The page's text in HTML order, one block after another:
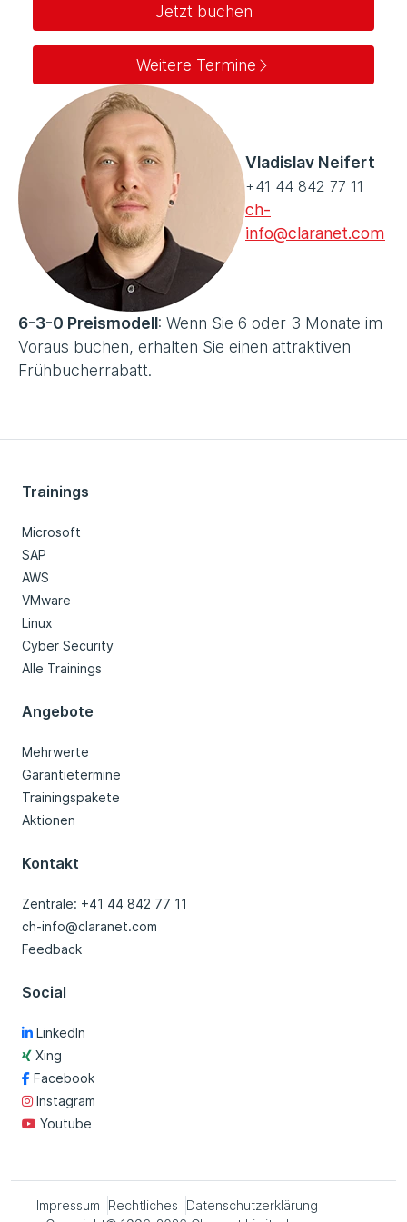
Jetzt buchen
Weitere Termine
Vladislav Neifert
+41 44 842 77 11
ch-
info@claranet.com
6-3-0 Preismodell: Wenn Sie 6 oder 3 Monate im
Voraus buchen, erhalten Sie einen attraktiven
Frühbucherrabatt.
Trainings
Microsoft
SAP
AWS
VMware
Linux
Cyber Security
Alle Trainings
Angebote
Mehrwerte
Garantietermine
Trainingspakete
Aktionen
Kontakt
Zentrale: +41 44 842 77 11
ch-info@claranet.com
Feedback
Social
LinkedIn
Xing
Facebook
Instagram
Youtube
Impressum Rechtliches
Datenschutzerklärung